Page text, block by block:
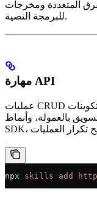
للبرمجة النصية.
مهارة API
عمليات CRUD لجهات الاتصال، والحملات، والفرق، وتكوينات
بالعمولة، وأنماط
npx skills add